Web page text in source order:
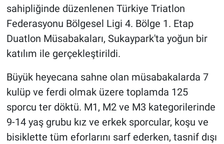
sahipliğinde düzenlenen Türkiye Triatlon
Federasyonu Bölgesel Ligi 4. Bölge 1. Etap
Duatlon Müsabakaları, Sukaypark'ta yoğun bir
katılım ile gerçekleştirildi.
Büyük heyecana sahne olan müsabakalarda 7
kulüp ve ferdi olmak üzere toplamda 125
sporcu ter döktü. M1, M2 ve M3 kategorilerinde
9-14 yaş grubu kız ve erkek sporcular, koşu ve
bisiklette tüm eforlarını sarf ederken, tasnif dışı